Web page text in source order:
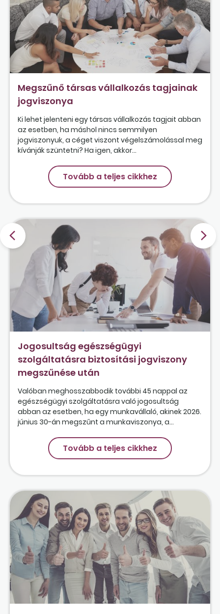
Megszűnő társas vállalkozás tagjainak
jogviszonya
Ki lehet jelenteni egy társas vállalkozás tagjait abban
az esetben, ha máshol nincs semmilyen
jogviszonyuk, a céget viszont végelszámolással meg
kívánják szüntetni? Ha igen, akkor...
Tovább a teljes cikkhez
Jogosultság egészségügyi
szolgáltatásra biztosítási jogviszony
megszűnése után
Valóban meghosszabbodik további 45 nappal az
egészségügyi szolgáltatásra való jogosultság
abban az esetben, ha egy munkavállaló, akinek 2026.
június 30-án megszűnt a munkaviszonya, a...
Tovább a teljes cikkhez